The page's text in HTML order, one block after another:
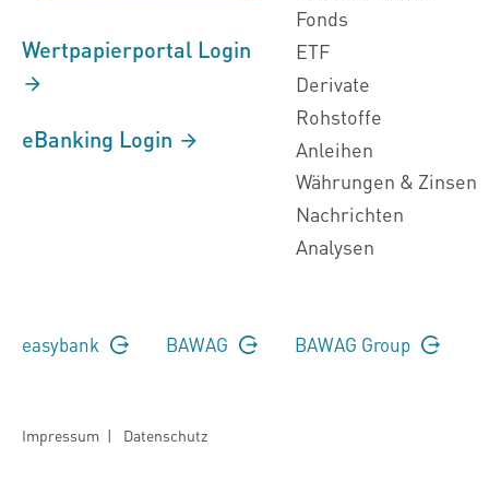
Wertpapierportal Login
eBanking Login
Fonds
ETF
Derivate
Rohstoffe
Anleihen
Währungen & Zinsen
Nachrichten
Analysen
easybank BAWAG BAWAG Group
Impressum | Datenschutz